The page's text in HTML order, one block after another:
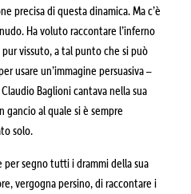
precisa di questa dinamica. Ma c’è
Ha voluto raccontare l’inferno
vissuto, a tal punto che si può
usare un’immagine persuasiva –
Baglioni cantava nella sua
gancio al quale si è sempre
solo.
segno tutti i drammi della sua
vergogna persino, di raccontare i